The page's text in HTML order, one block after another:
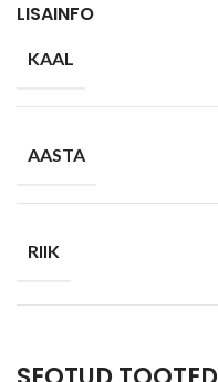
LISAINFO
KAAL
AASTA
RIIK